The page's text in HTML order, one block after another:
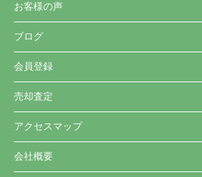
お客様の声
ブログ
会員登録
売却査定
アクセスマップ
会社概要